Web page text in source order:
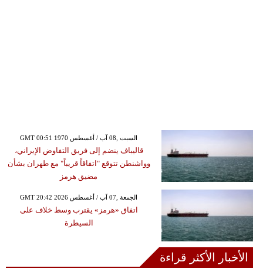
GMT 00:51 1970 السبت ,08 آب / أغسطس
قاليباف ينضم إلى فريق التفاوض الإيراني،
وواشنطن تتوقع "اتفاقاً قريباً" مع طهران بشأن
مضيق هرمز
GMT 20:42 2026 الجمعة ,07 آب / أغسطس
اتفاق «هرمز» يقترب وسط خلاف على
السيطرة
الأخبار الأكثر قراءة